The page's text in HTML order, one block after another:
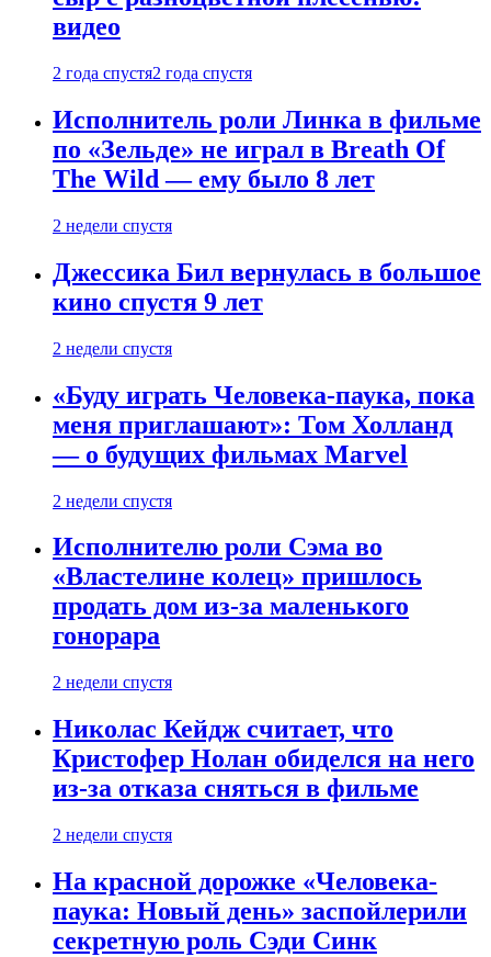
видео
2 года спустя2 года спустя
Исполнитель роли Линка в фильме
по «Зельде» не играл в Breath Of
The Wild — ему было 8 лет
2 недели спустя
Джессика Бил вернулась в большое
кино спустя 9 лет
2 недели спустя
«Буду играть Человека-паука, пока
меня приглашают»: Том Холланд
— о будущих фильмах Marvel
2 недели спустя
Исполнителю роли Сэма во
«Властелине колец» пришлось
продать дом из-за маленького
гонорара
2 недели спустя
Николас Кейдж считает, что
Кристофер Нолан обиделся на него
из-за отказа сняться в фильме
2 недели спустя
На красной дорожке «Человека-
паука: Новый день» заспойлерили
секретную роль Сэди Синк